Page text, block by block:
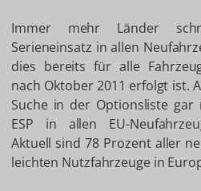
Immer mehr Länder
Serieneinsatz in allen
dies bereits für alle
nach Oktober 2011 erfolgt ist.
Suche in der Optionsliste
ESP in allen EU-
Aktuell sind 78 Prozent aller
leichten Nutzfahrzeuge in